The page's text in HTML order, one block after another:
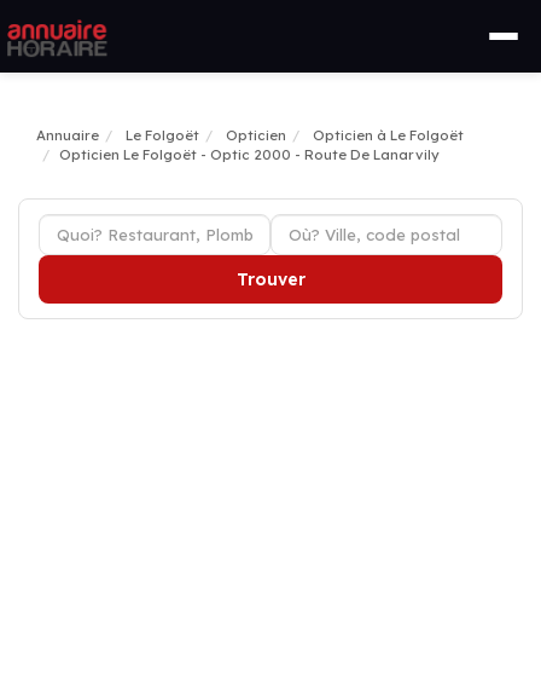
Annuaire Le Folgoët Opticien
Opticien à Le Folgoët
Opticien Le Folgoët - Optic 2000 - Route De Lanarvily
Trouver